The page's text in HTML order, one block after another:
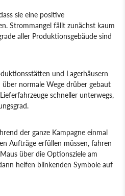
sie eine positive
Strommangel fällt zunächst kaum
aller Produktionsgebäude sind
und Lagerhäusern
normale Wege drüber gebaut
schneller unterwegs,
der ganze Kampagne einmal
Aufträge erfüllen müssen, fahren
über die Optionsziele am
helfen blinkenden Symbole auf